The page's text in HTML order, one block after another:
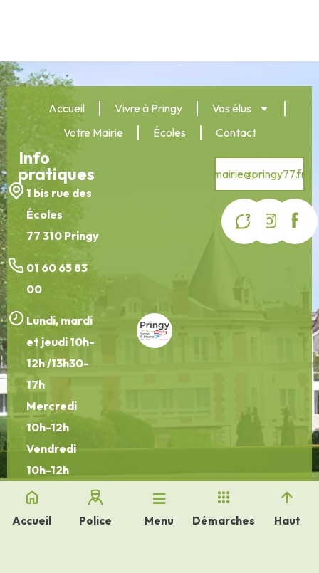
Accueil Police Menu Démarches Haut
Accueil Vivre à Pringy
Vos élus
Votre Mairie
Écoles Contact
Info
pratiques
1 bis rue des
Écoles
77 310 Pringy
01 60 65 83
00
Lundi, mardi
et jeudi 10h-
12h /13h30-
17h
Mercredi
10h-12h
Vendredi
10h-12h
/13h30-16h30
mairie@pringy77.fr